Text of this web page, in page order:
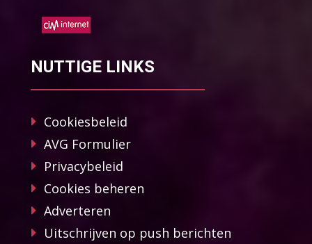
NUTTIGE LINKS
Cookiesbeleid
AVG Formulier
Privacybeleid
Cookies beheren
Adverteren
Uitschrijven op push berichten